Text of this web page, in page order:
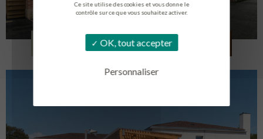
Ce site utilise des cookies et vous donne le
contrôle sur ce que vous souhaitez activer.
OK, tout accepter
Personnaliser
LOG. JEUNES TRAVAILLEURS